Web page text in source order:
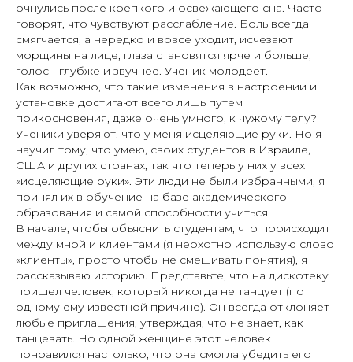
очнулись после крепкого и освежающего сна. Часто
говорят, что чувствуют расслабление. Боль всегда
смягчается, а нередко и вовсе уходит, исчезают
морщины на лице, глаза становятся ярче и больше,
голос - глубже и звучнее. Ученик молодеет.
Как возможно, что такие изменения в настроении и
установке достигают всего лишь путем
прикосновения, даже очень умного, к чужому телу?
Ученики уверяют, что у меня исцеляющие руки. Но я
научил тому, что умею, своих студентов в Израиле,
США и других странах, так что теперь у них у всех
«исцеляющие руки». Эти люди не были избранными, я
принял их в обучение на базе академического
образования и самой способности учиться.
В начале, чтобы объяснить студентам, что происходит
между мной и клиентами (я неохотно использую слово
«клиенты», просто чтобы не смешивать понятия), я
рассказываю историю. Представьте, что на дискотеку
пришел человек, который никогда не танцует (по
одному ему известной причине). Он всегда отклоняет
любые приглашения, утверждая, что не знает, как
танцевать. Но одной женщине этот человек
понравился настолько, что она смогла убедить его